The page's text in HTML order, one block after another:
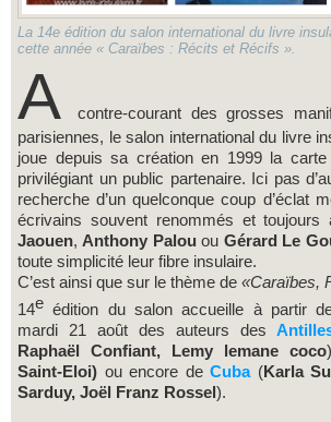
La 14e édition du salon international du livre
cette année « Caraïbes : Récits et Récifs ».
A
contre-courant des grosses
parisiennes, le salon international du livre
joue depuis sa création en 1999 la
privilégiant un public partenaire. Ici pas
recherche d’un quelconque coup d’éclat
écrivains souvent renommés et toujours
Jaouen, Anthony Palouou Gérard Le
toute simplicité leur fibre insulaire.
C’est ainsi que sur le thème de «Caraïbes,
14e édition du salon accueille à partir
mardi 21 août des auteurs des
Raphaël Confiant,
Lemy lemane coco
Saint-Eloi) ou encore de Cuba (Karla
Sarduy, Joël Franz Rossel).